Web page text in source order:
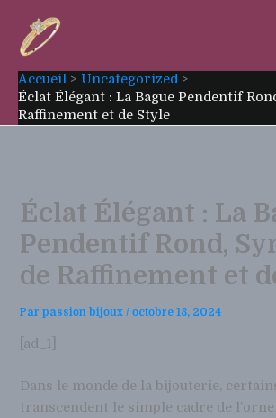
contenu
Accueil
Uncategorized
Éclat Élégant : La Bague Pendentif
Raffinement et de Style
Éclat Élégant : La
Pendentif Rond,
de Raffinement et
Parpassion bijoux/octobre 18, 2024
[ad_1]
Dans le monde de la bijouterie,
transcendent le simple cadre de